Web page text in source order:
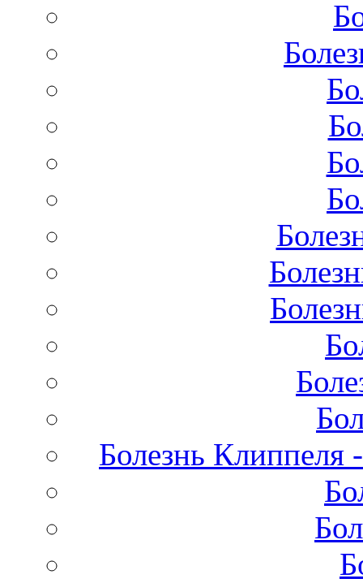
Болезнь Клиппеля